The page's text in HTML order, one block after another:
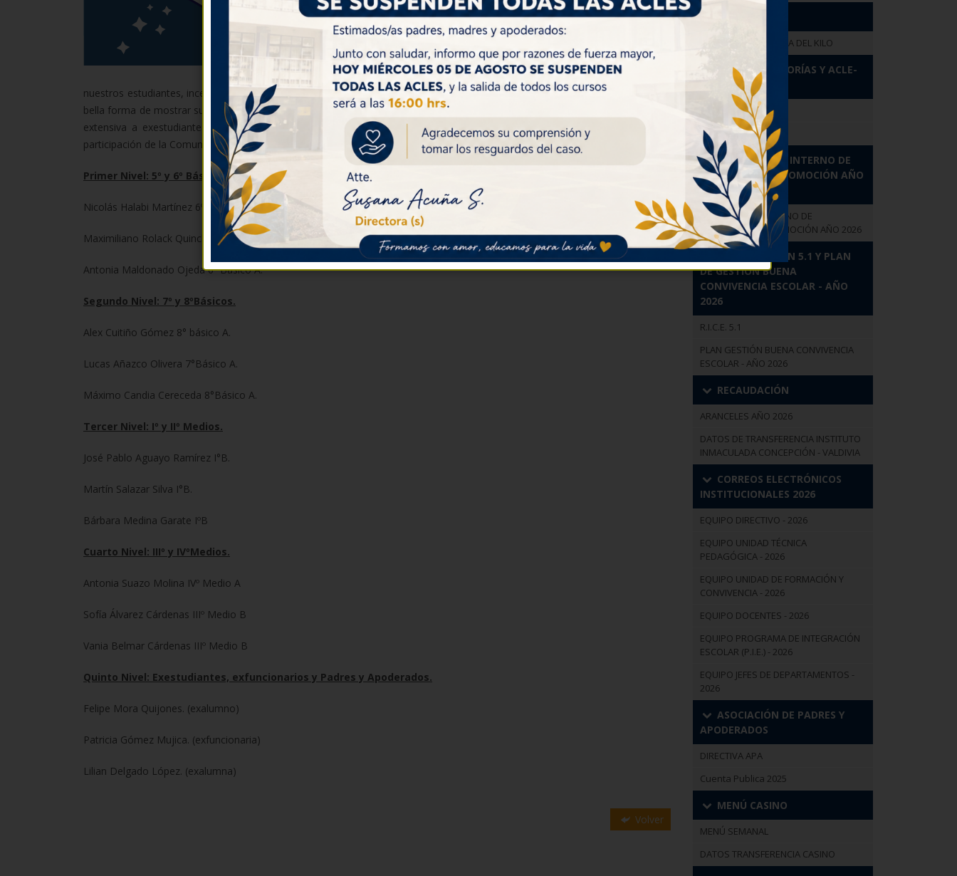
conmemoración de los 140
años del Instituto.
fomentar la cultura, y para ello
es fundamental dar el espacio a
nuestros estudiantes, incentivar a nuestros niños y jóvenes a expresarse a través de la creación literaria. Creemos que es una
bella forma de mostrar sus capacidades y de exigirse a sí mismos, logrando sacar lo mejor de sí. Este año la invitación se hizo
extensiva a exestudiantes, Padres y Apoderados y exfuncionarios con muy buena acogida. Agradecemos una vez más la
participación de la Comunidad Educativa, y en forma especial, a nuestra Directora por el apoyo entregado.
Primer Nivel: 5º y 6º Básicos:
Nicolás Halabi Martínez 6º Básico A.
Maximiliano Rolack Quinchiyao 5º Básico B.
Antonia Maldonado Ojeda 6º Básico A.
Segundo Nivel: 7º y 8ºBásicos.
Alex Cuitiño Gómez 8° básico A.
Lucas Añazco Olivera 7°Básico A.
Máximo Candia Cereceda 8°Básico A.
Tercer Nivel: Iº y IIº Medios.
José Pablo Aguayo Ramírez I°B.
Martín Salazar Silva I°B.
Bárbara Medina Garate IºB
Cuarto Nivel: IIIº y IVºMedios.
Antonia Suazo Molina IVº Medio A
Sofía Álvarez Cárdenas IIIº Medio B
Vania Belmar Cárdenas IIIº Medio B
Quinto Nivel: Exestudiantes, exfuncionarios y Padres y Apoderados.
Felipe Mora Quijones. (exalumno)
Patricia Gómez Mujica. (exfuncionaria)
Lilian Delgado López. (exalumna)
Volver
ALIMENTOS CAMPAÑA DEL KILO
HORARIO TUTORÍAS Y ACLE-
AÑO 2026
HORARIO TUTORÍAS
HORARIO ACLE
REGLAMENTO INTERNO DE
EVALUACIÓN Y PROMOCIÓN AÑO
2026
REGLAMENTO INTERNO DE
EVALUACIÓN Y PROMOCIÓN AÑO 2026
R.I.C.E. VERSIÓN 5.1 Y PLAN
DE GESTIÓN BUENA
CONVIVENCIA ESCOLAR - AÑO
2026
R.I.C.E. 5.1
PLAN GESTIÓN BUENA CONVIVENCIA
ESCOLAR - AÑO 2026
RECAUDACIÓN
ARANCELES AÑO 2026
DATOS DE TRANSFERENCIA INSTITUTO
INMACULADA CONCEPCIÓN - VALDIVIA
CORREOS ELECTRÓNICOS
INSTITUCIONALES 2026
EQUIPO DIRECTIVO - 2026
EQUIPO UNIDAD TÉCNICA
PEDAGÓGICA - 2026
EQUIPO UNIDAD DE FORMACIÓN Y
CONVIVENCIA - 2026
EQUIPO DOCENTES - 2026
EQUIPO PROGRAMA DE INTEGRACIÓN
ESCOLAR (P.I.E.) - 2026
EQUIPO JEFES DE DEPARTAMENTOS -
2026
ASOCIACIÓN DE PADRES Y
APODERADOS
DIRECTIVA APA
Cuenta Publica 2025
MENÚ CASINO
MENÚ SEMANAL
DATOS TRANSFERENCIA CASINO